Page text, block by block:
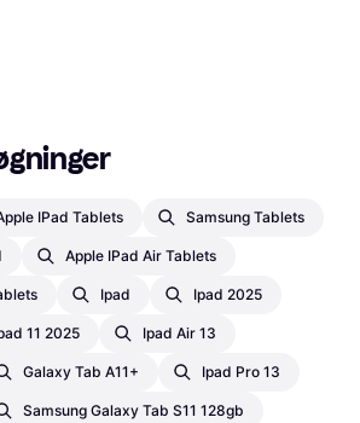
IPad Tablets Samsung Tablets
Apple IPad Air Tablets
Ipad Ipad 2025
11 2025 Ipad Air 13
Galaxy Tab A11+ Ipad Pro 13
Samsung Galaxy Tab S11 128gb